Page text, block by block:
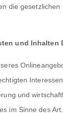
die gesetzlichen
und Inhalten
und
im Sinne des